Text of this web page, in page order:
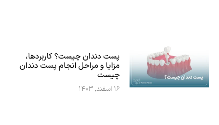
پست دندان چیست؟ کاربردها،
مزایا و مراحل انجام پست دندان
چیست
۱۶ اسفند, ۱۴۰۳